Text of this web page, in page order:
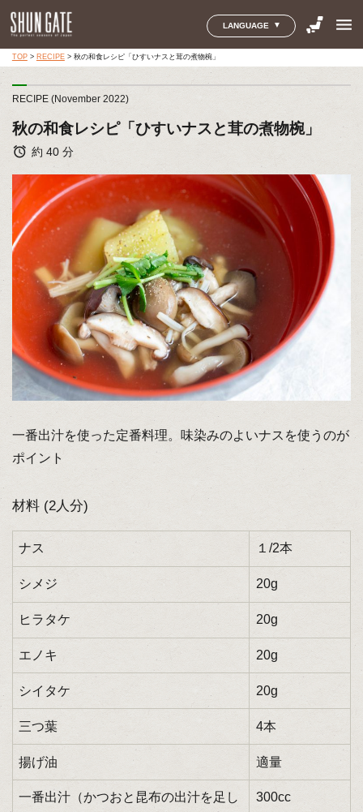
LANGUAGE menu
TOP> RECIPE> 秋の和食レシピ「ひすいナスと茸の煮物椀」
RECIPE (November 2022)
秋の和食レシピ「ひすいナスと茸の煮物椀」
alarm 約 40 分
一番出汁を使った定番料理。味染みのよいナスを使うのが
ポイント
材料 (2人分)
ナス １/2本
シメジ 20g
ヒラタケ 20g
エノキ 20g
シイタケ 20g
三つ葉 4本
揚げ油 適量
一番出汁（かつおと昆布の出汁を足し
300cc